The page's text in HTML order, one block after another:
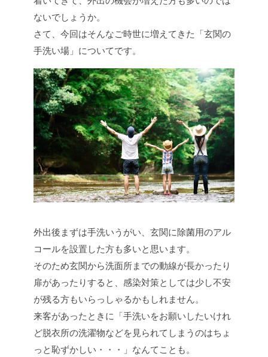
ないでしょうか。
さて、今回はそんなご時世に増えてきた「玄関の
手洗い場」についてです。
外出後まずは手洗いうがい、玄関に除菌用のアル
コールを設置した方も多いと思います。
そのため玄関から洗面所までの動線が長かったり
扉があったりすると、感染対策としては少し不安
が残る方もいらっしゃるかもしれません。
来客があったときに「手洗いをお願いしたいけれ
ど脱衣所の洗濯物などを見られてしまうのはちょ
っと恥ずかしい・・・」なんてことも。